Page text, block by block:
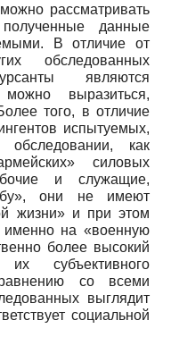
рассматривать
данные
В отличие от
обследованных
являются
выразиться,
того, в отличие
испытуемых,
как
силовых
и служащие,
они не имеют
жизни» и при этом
именно на «военную
более высокий
их субъективного
со всеми
выглядит
социальной